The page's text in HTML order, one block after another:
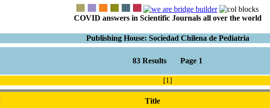
COVID answers in Scientific Journals all over the world
Publishing House: Sociedad Chilena de Pediatria
83 Results Page 1
[1]
Title